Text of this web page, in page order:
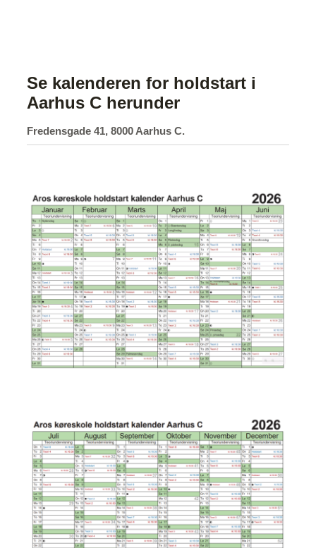
Se kalenderen for holdstart i
Aarhus C herunder
Fredensgade 41, 8000 Aarhus C.